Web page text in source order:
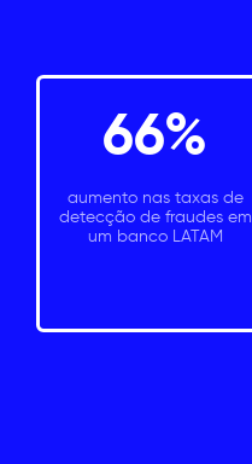
66%
aumento nas taxas de
detecção de fraudes em
um banco LATAM